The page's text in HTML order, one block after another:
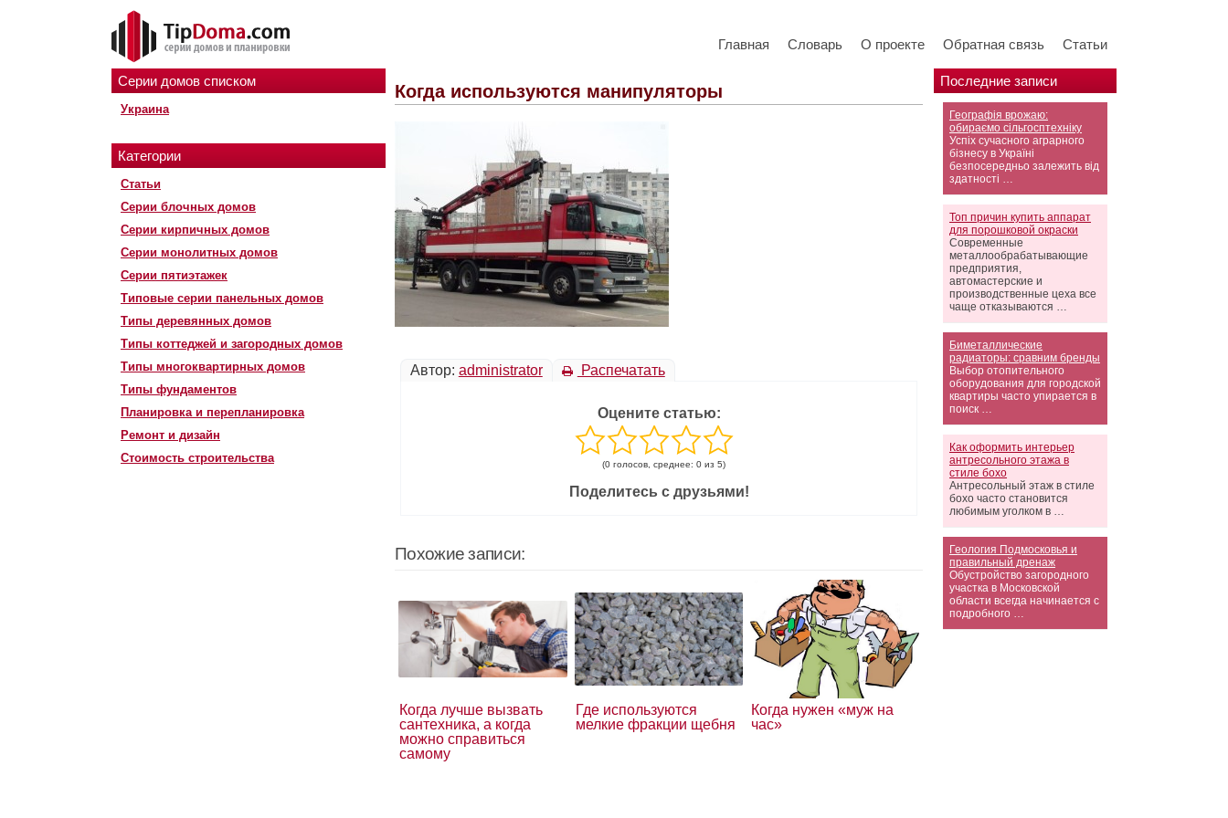
Главная Словарь О проекте Обратная связь Статьи
Серии домов списком
Украина
Категории
Статьи
Серии блочных домов
Серии кирпичных домов
Серии монолитных домов
Серии пятиэтажек
Типовые серии панельных домов
Типы деревянных домов
Типы коттеджей и загородных домов
Типы многоквартирных домов
Типы фундаментов
Планировка и перепланировка
Ремонт и дизайн
Стоимость строительства
Последние записи
Географія врожаю:
обираємо сільгосптехніку
Успіх сучасного аграрного
бізнесу в Україні
безпосередньо залежить від
здатності …
Топ причин купить аппарат
для порошковой окраски
Современные
металлообрабатывающие
предприятия,
автомастерские и
производственные цеха все
чаще отказываются …
Биметаллические
радиаторы: сравним бренды
Выбор отопительного
оборудования для городской
квартиры часто упирается в
поиск …
Как оформить интерьер
антресольного этажа в
стиле бохо
Антресольный этаж в стиле
бохо часто становится
любимым уголком в …
Геология Подмосковья и
правильный дренаж
Обустройство загородного
участка в Московской
области всегда начинается с
подробного …
Когда используются манипуляторы
Автор: administrator Распечатать
Оцените статью:
(0 голосов, среднее: 0 из 5)
Поделитесь с друзьями!
Похожие записи:
Когда лучше вызвать
сантехника, а когда
можно справиться
самому
Где используются
мелкие фракции щебня
Когда нужен «муж на
час»